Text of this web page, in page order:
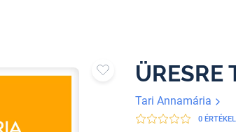
ÜRESRE
Tari Annamária
0